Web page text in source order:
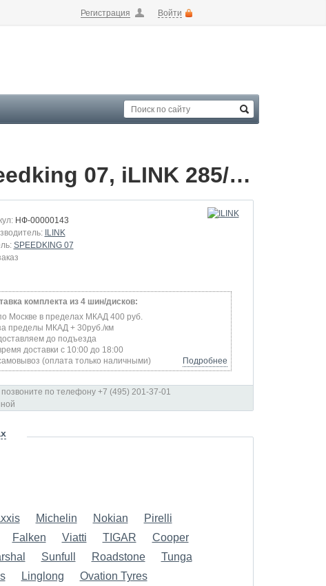
Регистрация Войти
Летние шины 285/40 R22 110V XL Speedking 07, iLINK 285/40 RArray
НФ-00000143
ILINK
SPEEDKING 07
комплекта из 4 шин/дисков:
Москве в пределах МКАД 400 руб.
пределы МКАД + 30руб./км
до подъезда
доставки с 10:00 до 18:00
(оплата только наличными)
Подробнее
по телефону +7 (495) 201-37-01
Michelin Nokian
Pirelli
Falken Viatti TIGAR
Cooper
Sunfull Roadstone
Tunga
Linglong
Ovation Tyres